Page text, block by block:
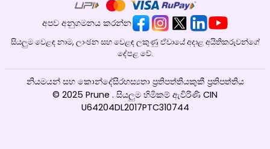
අපව අනුගමනය කරන්න
සියලුම වෙළඳ නාම, ලාංඡන සහ වෙළඳ ලකුණු ඒවායේ අදාළ අයිතිකරුවන්ගේ
දේපළ වේ.
© 2025 Prune . සියලුම හිමිකම් ඇවිරිණි CIN
U64204DL2017PTC310744
නියමයන් සහ කොන්දේසිරහස්‍යතා ප්‍රතිපත්තියකුකී ප්‍රතිපත්තිය